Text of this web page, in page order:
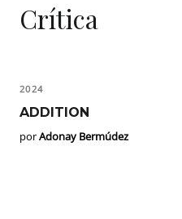
Crítica
2024
ADDITION
porAdonay Bermúdez